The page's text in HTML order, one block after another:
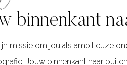
binnenkant
missie om jou als ambitieuze
Jouw binnenkant naar